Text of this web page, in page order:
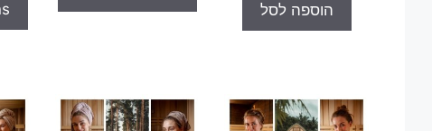
f
5
הוספה לסל
5